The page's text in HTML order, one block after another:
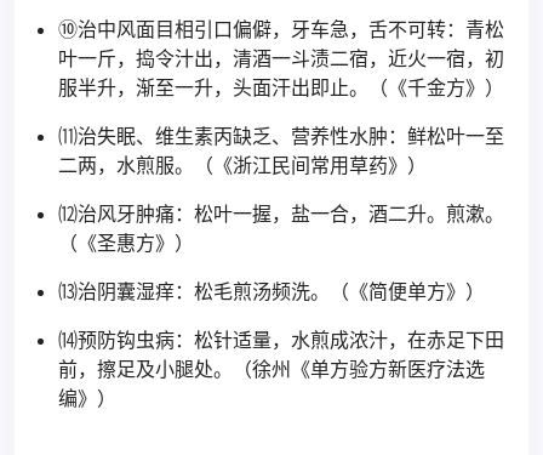
⑩治中风面目相引口偏僻，牙车急，舌不可转：青松
叶一斤，捣令汁出，清酒一斗渍二宿，近火一宿，初
服半升，渐至一升，头面汗出即止。（《千金方》）
⑾治失眠、维生素丙缺乏、营养性水肿：鲜松叶一至
二两，水煎服。（《浙江民间常用草药》）
⑿治风牙肿痛：松叶一握，盐一合，酒二升。煎漱。
（《圣惠方》）
⒀治阴囊湿痒：松毛煎汤频洗。（《简便单方》）
⒁预防钩虫病：松针适量，水煎成浓汁，在赤足下田
前，擦足及小腿处。（徐州《单方验方新医疗法选
编》）